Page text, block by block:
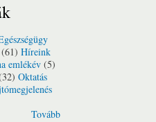
(61) Híreink
emlékév (5)
Oktatás
Tovább